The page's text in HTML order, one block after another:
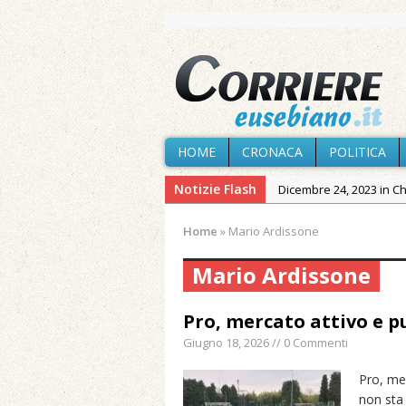
HOME CRONACA POLITICA
Notizie Flash Dicembre 24, 2023 in
Agosto 7, 2026 in
provvisoria»
Agosto 7, 2026 in
Agosto 7, 2026 in Paesi:
Agosto 7, 2026 in
Home » Mario Ardissone
Mario Ardissone
Pro, mercato attivo e
Giugno 18, 2026 // 0 Commenti
Pro,
non